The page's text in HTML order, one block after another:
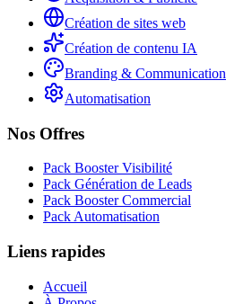
Création de sites web
Création de contenu IA
Branding & Communication
Automatisation
Nos Offres
Pack Booster Visibilité
Pack Génération de Leads
Pack Booster Commercial
Pack Automatisation
Liens rapides
Accueil